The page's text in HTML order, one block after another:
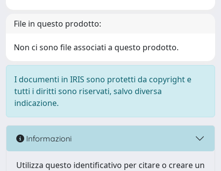
File in questo prodotto:
Non ci sono file associati a questo prodotto.
I documenti in IRIS sono protetti da copyright e
tutti i diritti sono riservati, salvo diversa
indicazione.
Informazioni
Utilizza questo identificativo per citare o creare un